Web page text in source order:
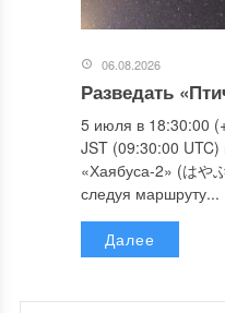
06.08.2026
Разведать
5 июля в 18:30:00
JST (09:30:00
«Хаябуса-2» (はや
следуя маршруту...
Далее